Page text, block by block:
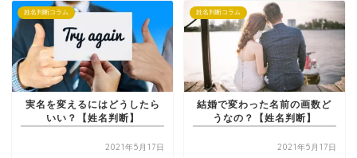
姓名判断コラム
実名を変えるにはどうしたら
いい？【姓名判断】
2021年5月17日
姓名判断コラム
結婚で変わった名前の画数ど
うなの？【姓名判断】
2021年5月17日